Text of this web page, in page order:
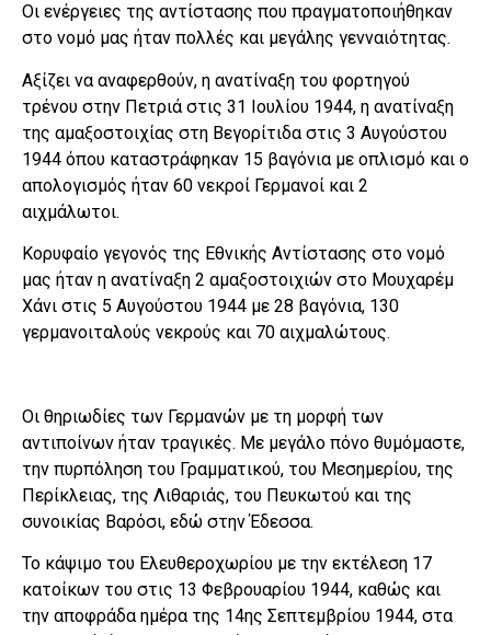
Οι ενέργειες της αντίστασης που πραγματοποιήθηκαν
στο νομό μας ήταν πολλές και μεγάλης γενναιότητας.
Αξίζει να αναφερθούν, η ανατίναξη του φορτηγού
τρένου στην Πετριά στις 31 Ιουλίου 1944, η ανατίναξη
της αμαξοστοιχίας στη Βεγορίτιδα στις 3 Αυγούστου
1944 όπου καταστράφηκαν 15 βαγόνια με οπλισμό και ο
απολογισμός ήταν 60 νεκροί Γερμανοί και 2
αιχμάλωτοι.
Κορυφαίο γεγονός της Εθνικής Αντίστασης στο νομό
μας ήταν η ανατίναξη 2 αμαξοστοιχιών στο Μουχαρέμ
Χάνι στις 5 Αυγούστου 1944 με 28 βαγόνια, 130
γερμανοιταλούς νεκρούς και 70 αιχμαλώτους.
Οι θηριωδίες των Γερμανών με τη μορφή των
αντιποίνων ήταν τραγικές. Με μεγάλο πόνο θυμόμαστε,
την πυρπόληση του Γραμματικού, του Μεσημερίου, της
Περίκλειας, της Λιθαριάς, του Πευκωτού και της
συνοικίας Βαρόσι, εδώ στην Έδεσσα.
Το κάψιμο του Ελευθεροχωρίου με την εκτέλεση 17
κατοίκων του στις 13 Φεβρουαρίου 1944, καθώς και
την αποφράδα ημέρα της 14ης Σεπτεμβρίου 1944, στα